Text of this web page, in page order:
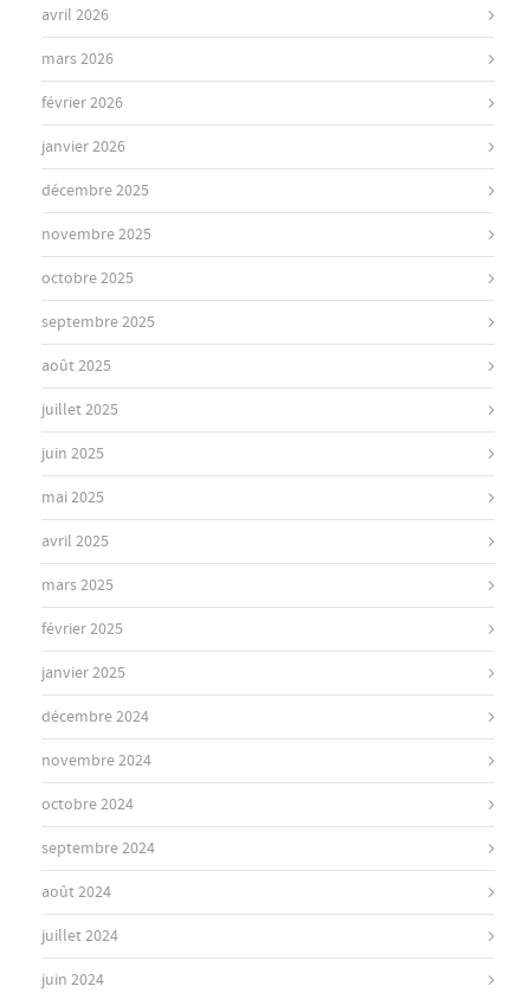
avril 2026
mars 2026
février 2026
janvier 2026
décembre 2025
novembre 2025
octobre 2025
septembre 2025
août 2025
juillet 2025
juin 2025
mai 2025
avril 2025
mars 2025
février 2025
janvier 2025
décembre 2024
novembre 2024
octobre 2024
septembre 2024
août 2024
juillet 2024
juin 2024